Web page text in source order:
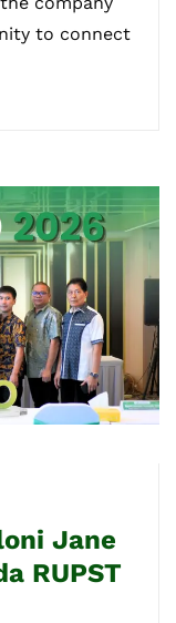
to connect
Jane
RUPST